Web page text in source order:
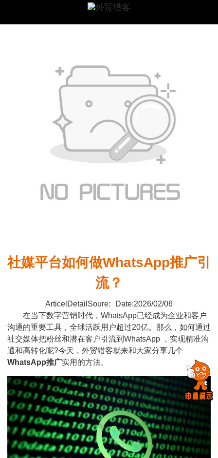
社媒平台如何做WhatsApp推广引
流？
ArticelDetailSoure:
Date:2026/02/06
在当下数字营销时代，WhatsApp已经成为企业和客户
沟通的重要工具，全球活跃用户超过20亿。那么，如何通过
社交媒体把粉丝和潜在客户引流到WhatsApp ，实现精准沟
通和高转化呢?今天，外贸猎客就来和大家分享几个
WhatsApp推广实用的方法。